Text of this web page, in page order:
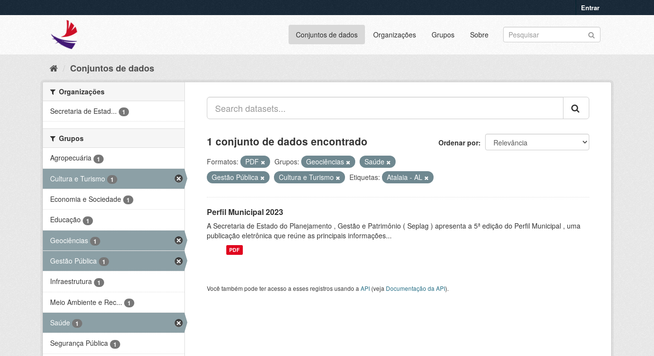
Entrar
Conjuntos de dados Organizações Grupos Sobre
Conjuntos de dados
Organizações
Secretaria de Estad...
1
Grupos
Agropecuária
1
Cultura e Turismo 1
Economia e Sociedade 1
Educação 1
Geociências 1
Gestão Pública 1
Infraestrutura 1
Meio Ambiente e Rec... 1
Saúde 1
Segurança Pública 1
Ordenar por
1 conjunto de dados encontrado
Formatos: PDF Grupos: Geociências
Saúde
Gestão Pública
Cultura e Turismo Etiquetas: Atalaia - AL
Perfil Municipal 2023
A Secretaria de Estado do Planejamento , Gestão e Patrimônio ( Seplag ) apresenta a 5ª edição do Perfil Municipal , uma
publicação eletrônica que reúne as principais informações...
PDF
Você também pode ter acesso a esses registros usando a API (veja Documentação da API).